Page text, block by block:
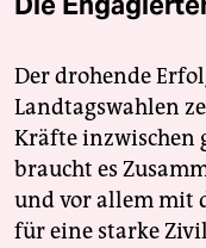
Der drohende
Landtagswahlen
Kräfte inzwischen
braucht es
und vor allem mit
für eine starke